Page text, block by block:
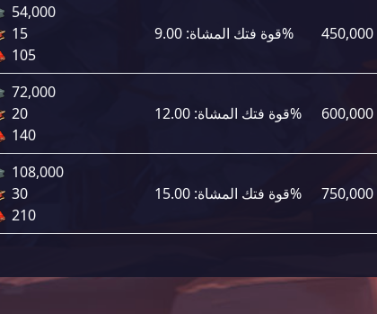
54,000
15
105
قوة فتك المشاة:9.00% 450,000
72,000
20
140
قوة فتك المشاة:12.00% 600,000
108,000
30
210
قوة فتك المشاة:15.00% 750,000